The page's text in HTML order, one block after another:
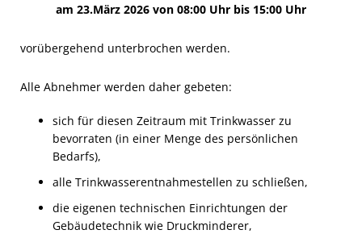
am 23.März 2026 von 08:00 Uhr bis 15:00 Uhr
vorübergehend unterbrochen werden.
Alle Abnehmer werden daher gebeten:
sich für diesen Zeitraum mit Trinkwasser zu
bevorraten (in einer Menge des persönlichen
Bedarfs),
alle Trinkwasserentnahmestellen zu schließen,
die eigenen technischen Einrichtungen der
Gebäudetechnik wie Druckminderer,